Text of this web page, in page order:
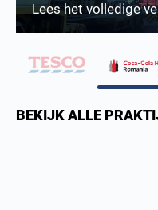
Lees het volledige
BEKIJK ALLE